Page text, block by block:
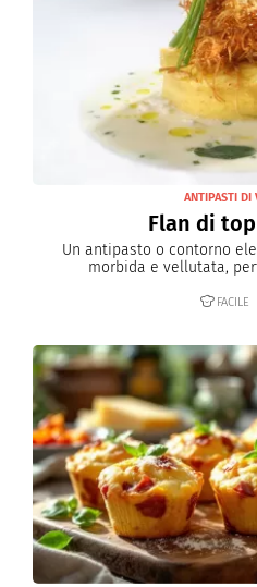
ANTIPASTI DI
Flan di
Un antipasto o contorno
morbida e vellutata,
FACILE